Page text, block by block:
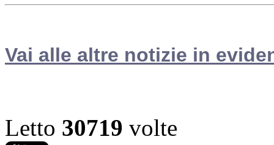
Vai alle altre notizie in
Letto 30719 volte